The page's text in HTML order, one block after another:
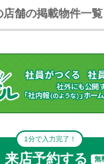
。 沿線も東上線・西
都心線を利用する事が
子栄養大学・大東文
向けのオススメ物件
度ご来店下さいませ
おります☆★
店舗の掲載物件一
1分で入力完了！
来店予約する 無